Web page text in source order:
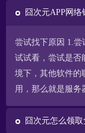
囧次元APP网
尝试找下原因 1.尝
试试看，尝试是否
境下，其他软件的
用，那么就是服务
囧次元怎么领取